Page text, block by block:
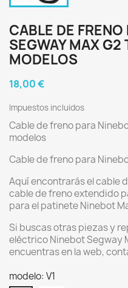
CABLE DE
SEGWAY MAX G2
MODELOS
18,00 €
Impuestos incluidos
Cable de freno para
modelos
Cable de freno para
Aquí encontrarás el cable
cable de freno extendido
para el patinete Ninebot
Si buscas otras piezas y
eléctrico Ninebot Segway
encuentras en la web,
modelo: V1